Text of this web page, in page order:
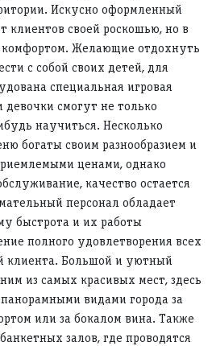
Искусно оформленный
клиентов своей роскошью, но в
комфортом. Желающие отдохнуть
с собой своих детей, для
специальная игровая
смогут не только
научиться. Несколько
богаты своим разнообразием и
ценами, однако
качество остается
персонал обладает
быстрота и их работы
полного удовлетворения всех
клиента. Большой и уютный
из самых красивых мест, здесь
видами города за
или за бокалом вина. Также
залов, где проводятся